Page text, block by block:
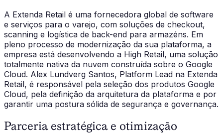
A Extenda Retail é uma fornecedora global de software
e serviços para o varejo, com soluções de checkout,
scanning e logística de back-end para armazéns. Em
pleno processo de modernização da sua plataforma, a
empresa está desenvolvendo a High Retail, uma solução
totalmente nativa da nuvem construída sobre o Google
Cloud. Alex Lundverg Santos, Platform Lead na Extenda
Retail, é responsável pela seleção dos produtos Google
Cloud, pela definição da arquitetura da plataforma e por
garantir uma postura sólida de segurança e governança.
Parceria estratégica e otimização